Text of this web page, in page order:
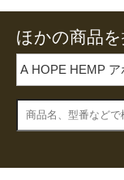
ほかの商品